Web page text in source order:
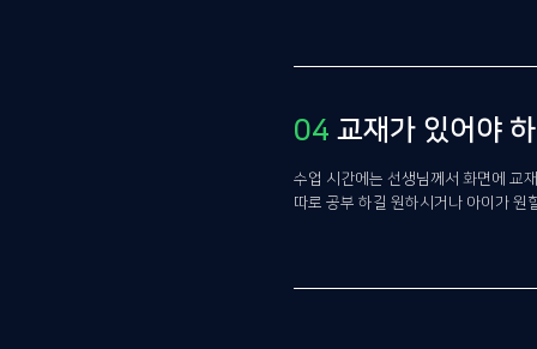
04 교재가 있어야
수업 시간에는 선생님께서 화면에 교
따로 공부 하길 원하시거나 아이가 원